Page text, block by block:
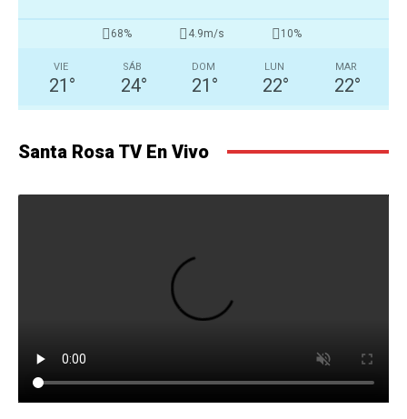
68% 4.9m/s 10%
VIE
21 °
SÁB
24°
DOM
21 °
LUN
22°
MAR
22°
Santa Rosa TV En Vivo